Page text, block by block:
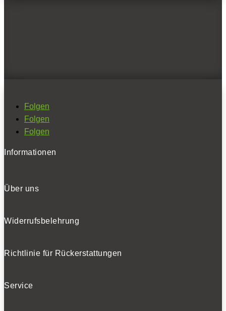
Folgen
Folgen
Folgen
Informationen
Über uns
Widerrufsbelehrung
Richtlinie für Rückerstattungen
Service